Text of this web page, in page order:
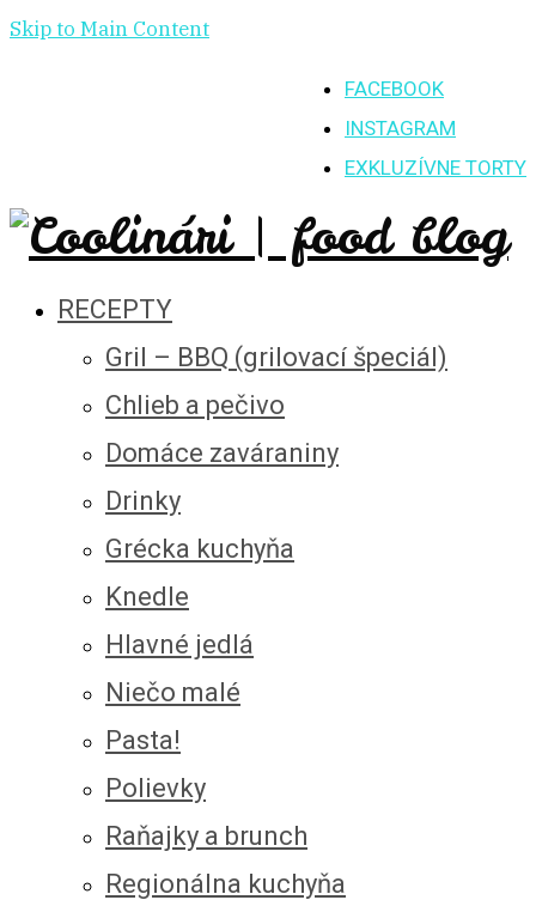
Skip to Main Content
FACEBOOK
INSTAGRAM
EXKLUZÍVNE TORTY
RECEPTY
Gril – BBQ (grilovací špeciál)
Chlieb a pečivo
Domáce zaváraniny
Drinky
Grécka kuchyňa
Knedle
Hlavné jedlá
Niečo malé
Pasta!
Polievky
Raňajky a brunch
Regionálna kuchyňa